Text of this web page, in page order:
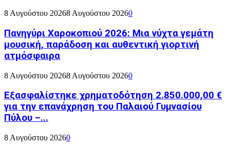
8 Αυγούστου 20268 Αυγούστου 20260
Πανηγύρι Χαροκοπιού 2026: Μια νύχτα γεμάτη
μουσική, παράδοση και αυθεντική γιορτινή
ατμόσφαιρα
8 Αυγούστου 20268 Αυγούστου 20260
Εξασφαλίστηκε χρηματοδότηση 2.850.000,00 €
για την επανάχρηση του Παλαιού Γυμνασίου
Πύλου –...
8 Αυγούστου 20260